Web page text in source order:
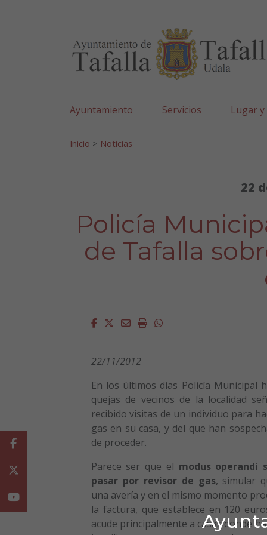
Ayuntamiento Servicios Lugar y
Inicio > Noticias
22
Policía
de Tafalla
Facebook
Twitter
EmailImprimirWhatsapp
22/11/2012
En los últimos días Policía Municipal
quejas de vecinos de la localidad
recibido visitas de un individuo para
gas en su casa, y del que han
de proceder.
Parece ser que el modus operandi
pasar por revisor de gas, simular
una avería y en el mismo momento
la factura, que establece en 120
acude principalmente a casas donde
Facebook
Youtube